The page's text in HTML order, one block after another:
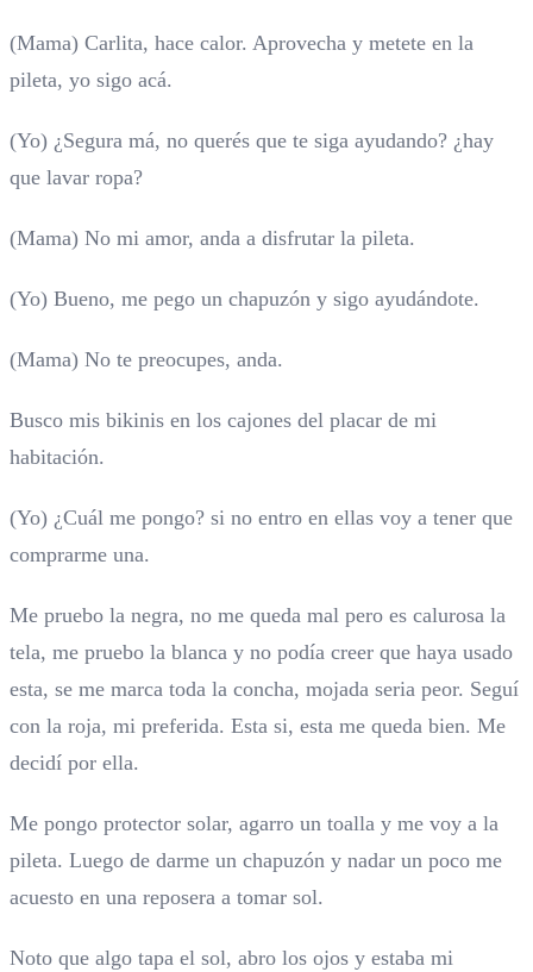
(Mama) Carlita, hace calor. Aprovecha y metete en la
pileta, yo sigo acá.
(Yo) ¿Segura má, no querés que te siga ayudando? ¿hay
que lavar ropa?
(Mama) No mi amor, anda a disfrutar la pileta.
(Yo) Bueno, me pego un chapuzón y sigo ayudándote.
(Mama) No te preocupes, anda.
Busco mis bikinis en los cajones del placar de mi
habitación.
(Yo) ¿Cuál me pongo? si no entro en ellas voy a tener que
comprarme una.
Me pruebo la negra, no me queda mal pero es calurosa la
tela, me pruebo la blanca y no podía creer que haya usado
esta, se me marca toda la concha, mojada seria peor. Seguí
con la roja, mi preferida. Esta si, esta me queda bien. Me
decidí por ella.
Me pongo protector solar, agarro un toalla y me voy a la
pileta. Luego de darme un chapuzón y nadar un poco me
acuesto en una reposera a tomar sol.
Noto que algo tapa el sol, abro los ojos y estaba mi